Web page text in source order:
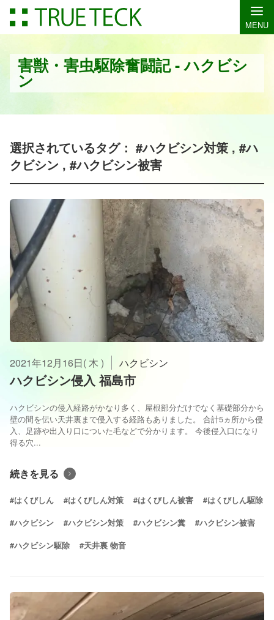
MENU
害獣・害虫駆除奮闘記 - ハクビシ
ン
選択されているタグ： #ハクビシン対策 , #ハ
クビシン , #ハクビシン被害
2021年12月16日( 木 ) ハクビシン
ハクビシン侵入 福島市
ハクビシンの侵入経路がかなり多く、屋根部分だけでなく基礎部分から
壁の間を伝い天井裏まで侵入する経路もありました。 合計5ヵ所から侵
入、足跡や出入り口についた毛などで分かります。 今後侵入口になり
得る穴...
続きを見る
#はくびしん #はくびしん対策 #はくびしん被害 #はくびしん駆除
#ハクビシン #ハクビシン対策 #ハクビシン糞 #ハクビシン被害
#ハクビシン駆除 #天井裏 物音